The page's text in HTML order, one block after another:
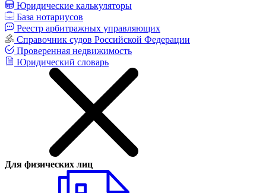
Юридические калькуляторы
База нотариусов
Реестр арбитражных управляющих
Справочник судов Российской Федерации
Проверенная недвижимость
Юридический словарь
Для физических лиц